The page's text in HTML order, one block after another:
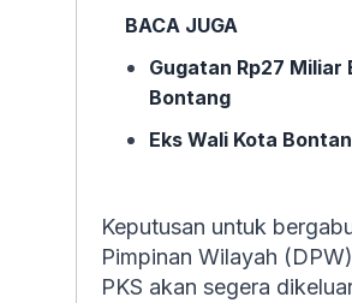
BACA JUGA
Gugatan Rp27 Miliar
Bontang
Eks Wali Kota
Keputusan untuk
Pimpinan Wilayah
PKS akan segera